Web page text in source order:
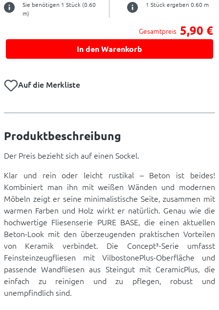
Sie benötigen 1 Stück (0.60
m)
1 Stück ergeben 0.60 m
Gesamtpreis 5,90 €
In den Warenkorb
Auf die Merkliste
Produktbeschreibung
Der Preis bezieht sich auf einen Sockel.
Klar und rein oder leicht rustikal – Beton ist beides!
Kombiniert man ihn mit weißen Wänden und modernen
Möbeln zeigt er seine minimalistische Seite, zusammen mit
warmen Farben und Holz wirkt er natürlich. Genau wie die
hochwertige Fliesenserie PURE BASE, die einen aktuellen
Beton-Look mit den überzeugenden praktischen Vorteilen
von Keramik verbindet. Die Concept³-Serie umfasst
Feinsteinzeugfliesen mit VilbostonePlus-Oberfläche und
passende Wandfliesen aus Steingut mit CeramicPlus, die
einfach zu reinigen und zu pflegen, robust und
unempfindlich sind.